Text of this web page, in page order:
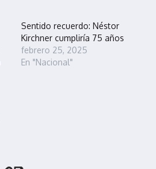
Sentido recuerdo: Néstor
Kirchner cumpliría 75 años
febrero 25, 2025
En "Nacional"